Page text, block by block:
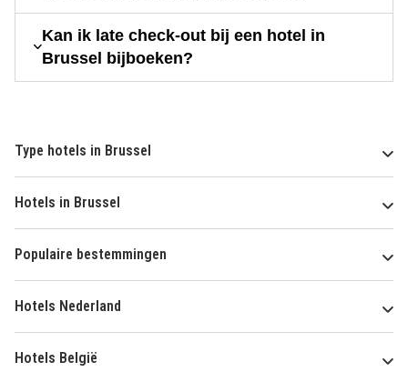
Kan ik late check-out bij een hotel in
Brussel bijboeken?
Type hotels in Brussel
Hotels in Brussel
Populaire bestemmingen
Hotels Nederland
Hotels België